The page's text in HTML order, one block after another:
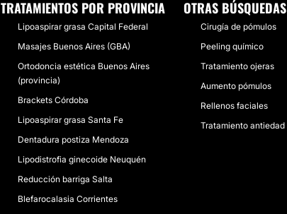
TRATAMIENTOS POR PROVINCIA
Lipoaspirar grasa Capital Federal
Masajes Buenos Aires (GBA)
Ortodoncia estética Buenos Aires
(provincia)
Brackets Córdoba
Lipoaspirar grasa Santa Fe
Dentadura postiza Mendoza
Lipodistrofia ginecoide Neuquén
Reducción barriga Salta
Blefarocalasia Corrientes
OTRAS BÚSQUEDAS
Cirugía de pómulos
Peeling químico
Tratamiento ojeras
Aumento pómulos
Rellenos faciales
Tratamiento antiedad